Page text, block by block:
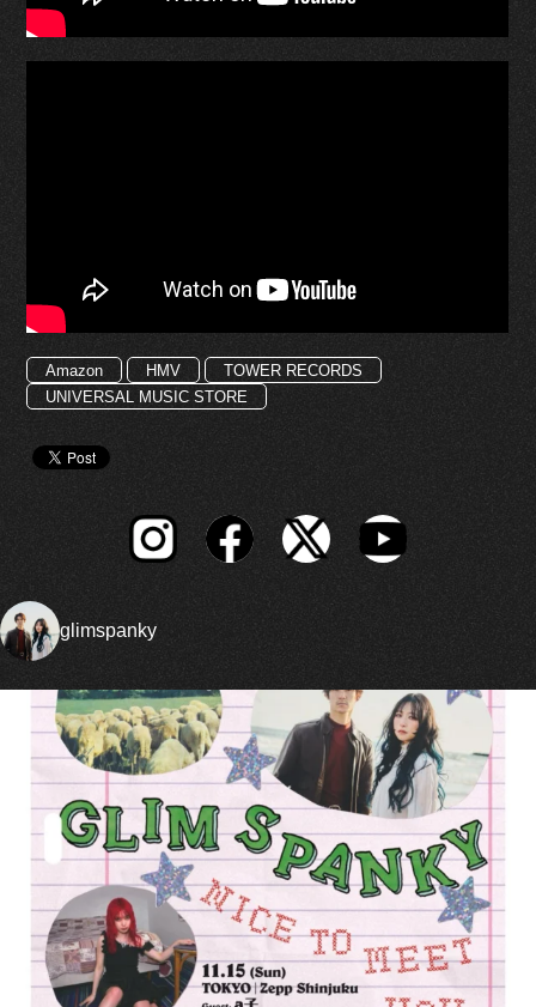
Amazon HMV
TOWER RECORDS
UNIVERSAL MUSIC STORE
glimspanky